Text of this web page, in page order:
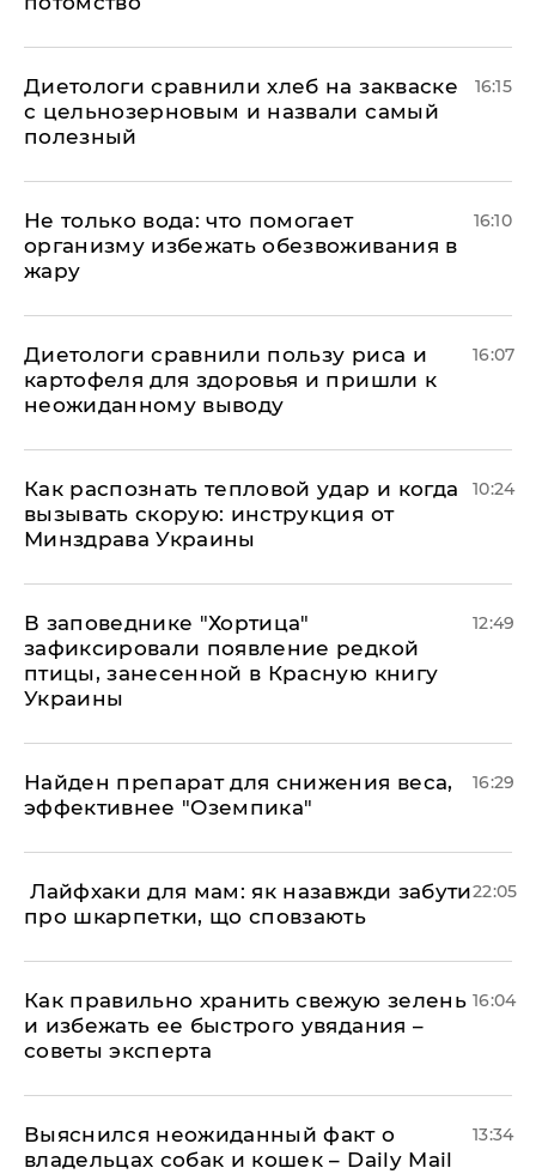
Диетологи сравнили хлеб на закваске
с цельнозерновым и назвали самый
полезный
16:15
Не только вода: что помогает
организму избежать обезвоживания в
жару
16:10
Диетологи сравнили пользу риса и
картофеля для здоровья и пришли к
неожиданному выводу
16:07
Как распознать тепловой удар и когда
вызывать скорую: инструкция от
Минздрава Украины
10:24
В заповеднике "Хортица"
зафиксировали появление редкой
птицы, занесенной в Красную книгу
Украины
12:49
Найден препарат для снижения веса,
эффективнее "Оземпика"
16:29
​ Лайфхаки для мам: як назавжди забути
про шкарпетки, що сповзають
22:05
Как правильно хранить свежую зелень
и избежать ее быстрого увядания –
советы эксперта
16:04
Выяснился неожиданный факт о
владельцах собак и кошек – Daily Mail
13:34